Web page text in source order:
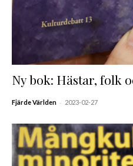
Ny bok: Hästar, folk
Fjärde Världen - 2023-02-27